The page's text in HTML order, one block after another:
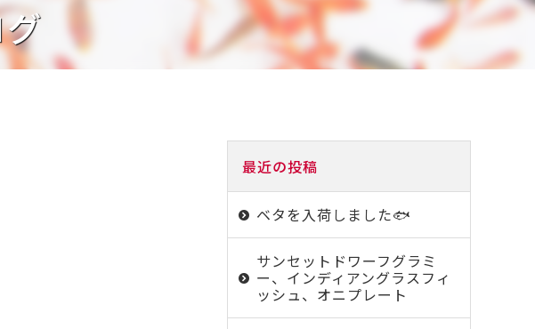
最近の投稿
ベタを入荷しました🐟
サンセットドワーフグラミ
ー、インディアングラスフィ
ッシュ、オニプレート